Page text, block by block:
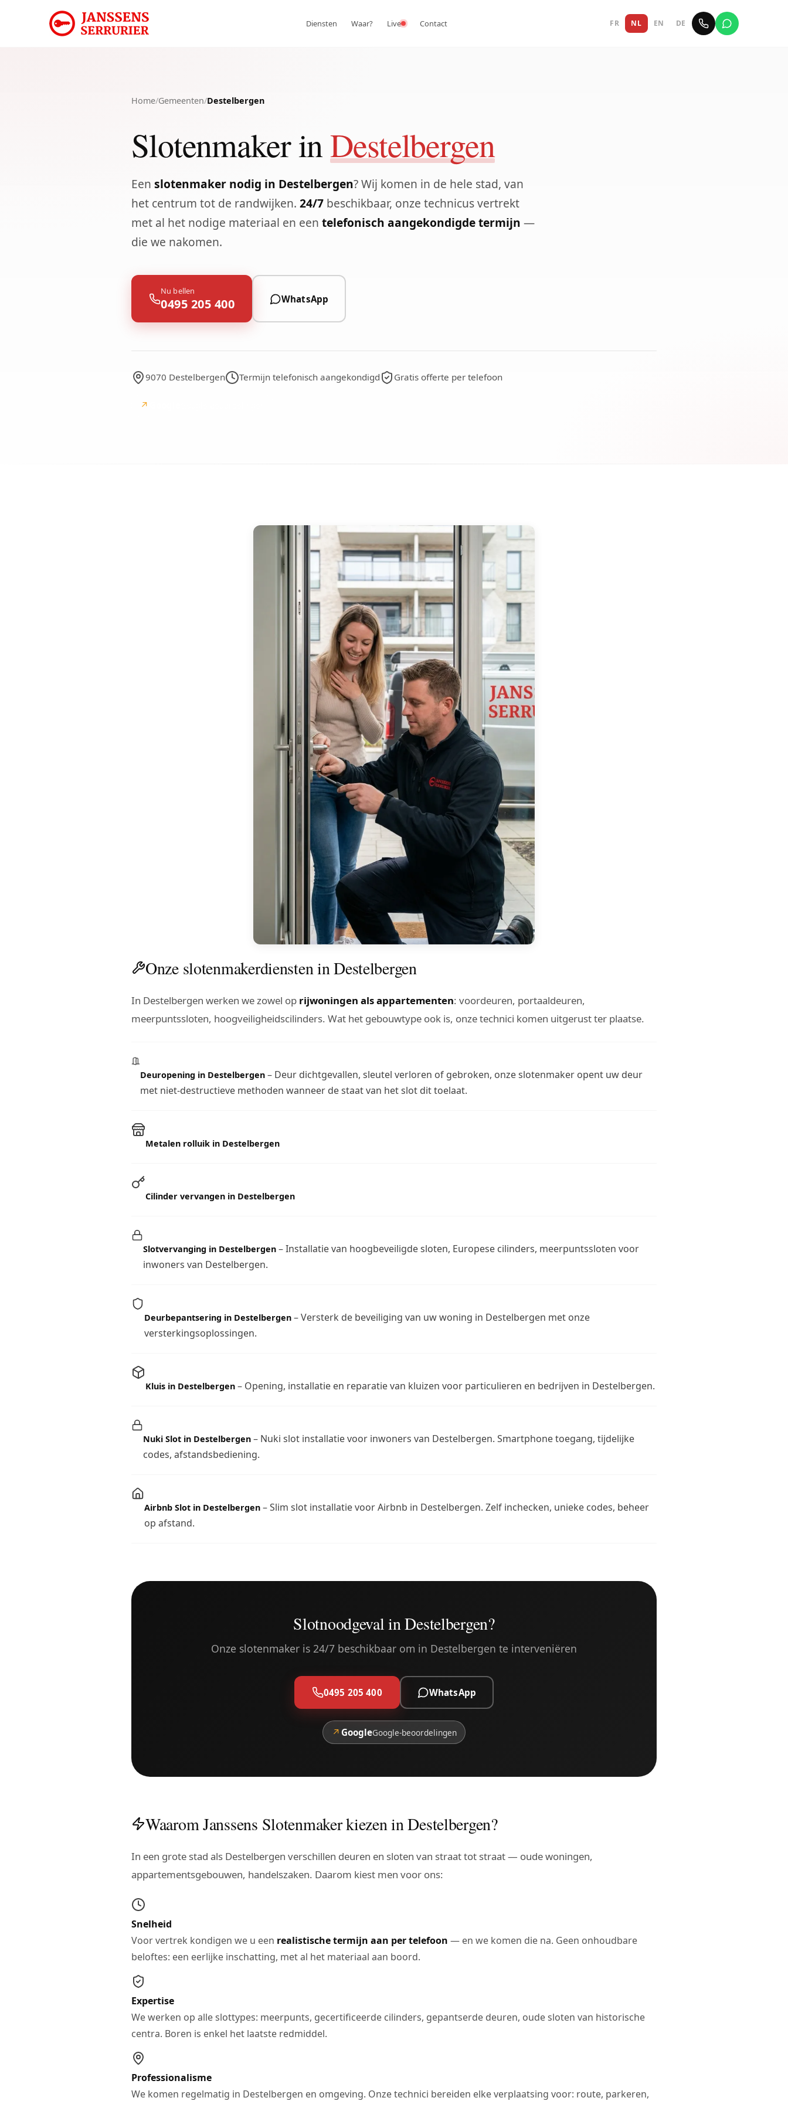
Diensten Waar? Live Contact FR NL EN DE
Home/Gemeenten/Destelbergen
Slotenmaker inDestelbergen
Een slotenmaker nodig in Destelbergen? Wij komen in de hele stad, van
het centrum tot de randwijken. 24/7 beschikbaar, onze technicus vertrekt
met al het nodige materiaal en een telefonisch aangekondigde termijn —
die we nakomen.
Nu bellen
0495 205 400 WhatsApp
9070 Destelbergen Termijn telefonisch aangekondigd Gratis offerte per telefoon
↗
Onze slotenmakerdiensten in Destelbergen
In Destelbergen werken we zowel op rijwoningen als appartementen: voordeuren, portaaldeuren,
meerpuntssloten, hoogveiligheidscilinders. Wat het gebouwtype ook is, onze technici komen uitgerust ter plaatse.
Deuropening in Destelbergen– Deur dichtgevallen, sleutel verloren of gebroken, onze slotenmaker opent uw deur
met niet-destructieve methoden wanneer de staat van het slot dit toelaat.
Metalen rolluik in Destelbergen
Cilinder vervangen in Destelbergen
Slotvervanging in Destelbergen– Installatie van hoogbeveiligde sloten, Europese cilinders, meerpuntssloten voor
inwoners van Destelbergen.
Deurbepantsering in Destelbergen– Versterk de beveiliging van uw woning in Destelbergen met onze
versterkingsoplossingen.
Kluis in Destelbergen – Opening, installatie en reparatie van kluizen voor particulieren en bedrijven in Destelbergen.
Nuki Slot in Destelbergen – Nuki slot installatie voor inwoners van Destelbergen. Smartphone toegang, tijdelijke
codes, afstandsbediening.
Airbnb Slot in Destelbergen – Slim slot installatie voor Airbnb in Destelbergen. Zelf inchecken, unieke codes, beheer
op afstand.
Slotnoodgeval in Destelbergen?
Onze slotenmaker is 24/7 beschikbaar om in Destelbergen te interveniëren
0495 205 400 WhatsApp
↗ GoogleGoogle-beoordelingen
Waarom Janssens Slotenmaker kiezen in Destelbergen?
In een grote stad als Destelbergen verschillen deuren en sloten van straat tot straat — oude woningen,
appartementsgebouwen, handelszaken. Daarom kiest men voor ons:
Snelheid
Voor vertrek kondigen we u een realistische termijn aan per telefoon — en we komen die na. Geen onhoudbare
beloftes: een eerlijke inschatting, met al het materiaal aan boord.
Expertise
We werken op alle slottypes: meerpunts, gecertificeerde cilinders, gepantserde deuren, oude sloten van historische
centra. Boren is enkel het laatste redmiddel.
Professionalisme
We komen regelmatig in Destelbergen en omgeving. Onze technici bereiden elke verplaatsing voor: route, parkeren,